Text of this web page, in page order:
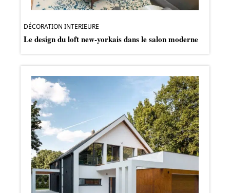
DÉCORATION INTERIEURE
Le design du loft new-yorkais dans le salon moderne